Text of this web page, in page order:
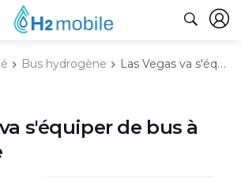
Bus hydrogène Las Vegas va s'équiper de bus à hydrogène
s'équiper de bus à